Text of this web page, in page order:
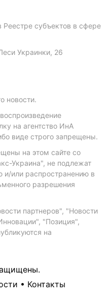
субъектов в сфере
Украинки, 26
новости.
на агентство ИнА
виде строго запрещены.
на этом сайте со
Украина", не подлежат
и/или распространению в
разрешения
партнеров", "Новости
"Позиция",
на
• Контакты